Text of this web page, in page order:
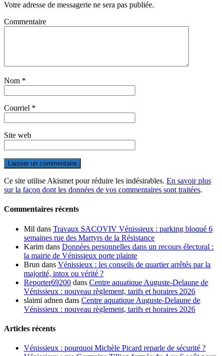
Votre adresse de messagerie ne sera pas publiée.
Commentaire
Nom *
Courriel *
Site web
Ce site utilise Akismet pour réduire les indésirables. En savoir plus
sur la façon dont les données de vos commentaires sont traitées.
Commentaires récents
Mil dans Travaux SACOVIV Vénissieux : parking bloqué 6
semaines rue des Martyrs de la Résistance
Karim dans Données personnelles dans un recours électoral :
la mairie de Vénissieux porte plainte
Brun dans Vénissieux : les conseils de quartier arrêtés par la
majorité, intox ou vérité ?
Reporter69200 dans Centre aquatique Auguste-Delaune de
Vénissieux : nouveau règlement, tarifs et horaires 2026
slaimi adnen dans Centre aquatique Auguste-Delaune de
Vénissieux : nouveau règlement, tarifs et horaires 2026
Articles récents
Vénissieux : pourquoi Michèle Picard reparle de sécurité ?